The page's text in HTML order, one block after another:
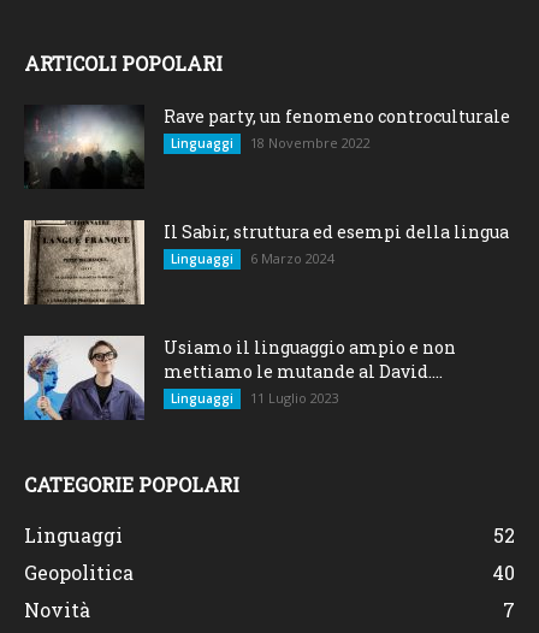
ARTICOLI POPOLARI
Rave party, un fenomeno controculturale
Linguaggi 18 Novembre 2022
Il Sabir, struttura ed esempi della lingua
Linguaggi 6 Marzo 2024
Usiamo il linguaggio ampio e non
mettiamo le mutande al David....
Linguaggi 11 Luglio 2023
CATEGORIE POPOLARI
Linguaggi
52
Geopolitica
40
Novità
7